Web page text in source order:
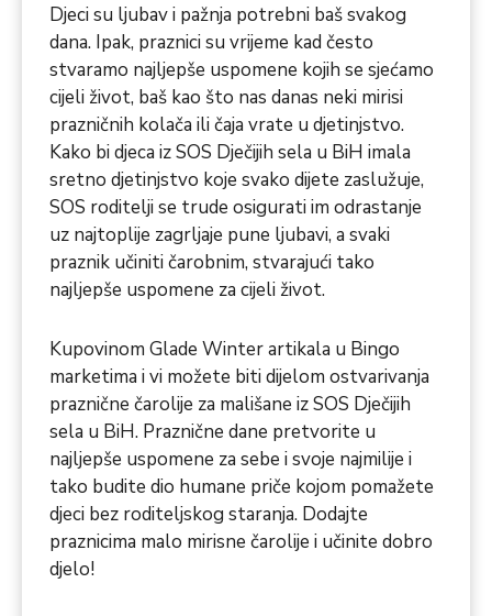
Djeci su ljubav i pažnja potrebni baš svakog
dana. Ipak, praznici su vrijeme kad često
stvaramo najljepše uspomene kojih se sjećamo
cijeli život, baš kao što nas danas neki mirisi
prazničnih kolača ili čaja vrate u djetinjstvo.
Kako bi djeca iz SOS Dječijih sela u BiH imala
sretno djetinjstvo koje svako dijete zaslužuje,
SOS roditelji se trude osigurati im odrastanje
uz najtoplije zagrljaje pune ljubavi, a svaki
praznik učiniti čarobnim, stvarajući tako
najljepše uspomene za cijeli život.
Kupovinom Glade Winter artikala u Bingo
marketima i vi možete biti dijelom ostvarivanja
praznične čarolije za mališane iz SOS Dječijih
sela u BiH. Praznične dane pretvorite u
najljepše uspomene za sebe i svoje najmilije i
tako budite dio humane priče kojom pomažete
djeci bez roditeljskog staranja. Dodajte
praznicima malo mirisne čarolije i učinite dobro
djelo!